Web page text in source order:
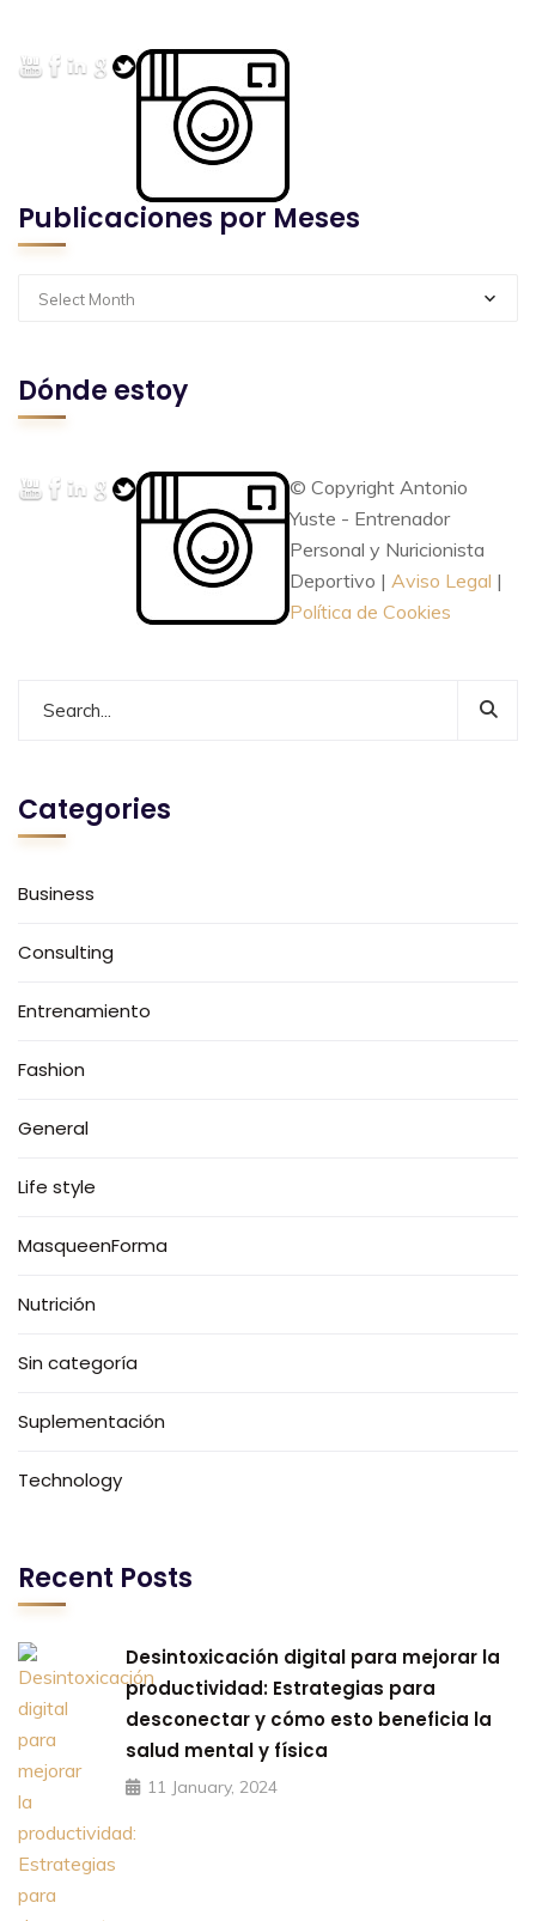
Publicaciones por Meses
Select Month
Dónde estoy
© Copyright Antonio
Yuste - Entrenador
Personal y Nuricionista
Deportivo | Aviso Legal |
Política de Cookies
Categories
Business
Consulting
Entrenamiento
Fashion
General
Life style
MasqueenForma
Nutrición
Sin categoría
Suplementación
Technology
Recent Posts
Desintoxicación digital para mejorar la
productividad: Estrategias para
desconectar y cómo esto beneficia la
salud mental y física
11 January, 2024